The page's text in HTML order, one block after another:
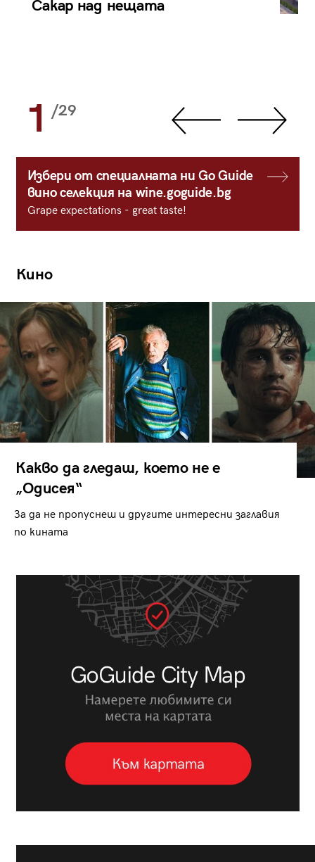
Сакар над нещата
1 /29
Избери от специалната ни Go Guide
вино селекция на wine.goguide.bg
Grape expectations - great taste!
Кино
Какво да гледаш, което не е
„Одисея“
За да не пропуснеш и другите интересни заглавия
по кината